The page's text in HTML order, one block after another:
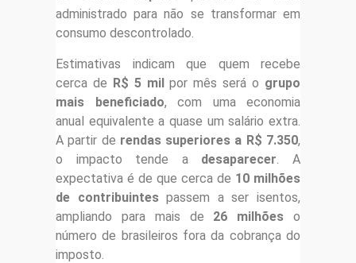
administrado para não se transformar em
consumo descontrolado.
Estimativas indicam que quem recebe
cerca de R$ 5 milpor mês será o grupo
mais beneficiado, com uma economia
anual equivalente a quase um salário extra.
A partir de rendas superiores a R$ 7.350,
o impacto tende a desaparecer . A
expectativa é de que cerca de 10 milhões
de contribuintespassem a ser isentos,
ampliando para mais de 26 milhões o
número de brasileiros fora da cobrança do
imposto.